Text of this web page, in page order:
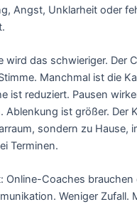
Angst, Unklarheit oder
wird das schwieriger. Der
Manchmal ist die
ist reduziert. Pausen
Ablenkung ist größer. Der
sondern zu Hause,
Terminen.
Online-Coaches
Weniger Zufall.